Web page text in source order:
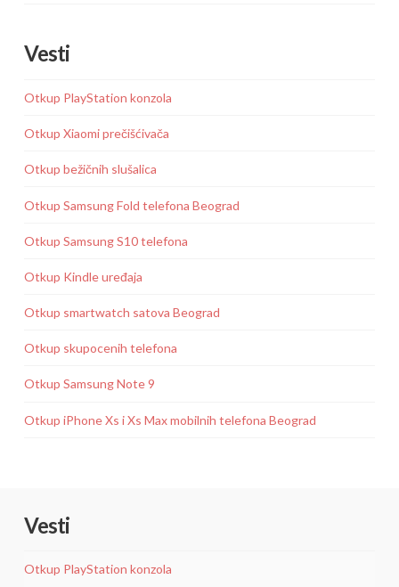
Vesti
Otkup PlayStation konzola
Otkup Xiaomi prečišćivača
Otkup bežičnih slušalica
Otkup Samsung Fold telefona Beograd
Otkup Samsung S10 telefona
Otkup Kindle uređaja
Otkup smartwatch satova Beograd
Otkup skupocenih telefona
Otkup Samsung Note 9
Otkup iPhone Xs i Xs Max mobilnih telefona Beograd
Vesti
Otkup PlayStation konzola